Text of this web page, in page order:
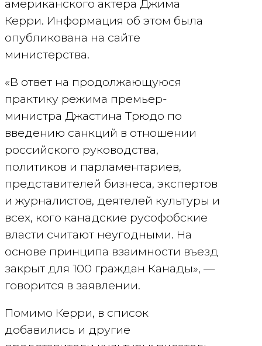
американского актера Джима
Керри. Информация об этом была
опубликована на сайте
министерства.
«В ответ на продолжающуюся
практику режима премьер-
министра Джастина Трюдо по
введению санкций в отношении
российского руководства,
политиков и парламентариев,
представителей бизнеса, экспертов
и журналистов, деятелей культуры и
всех, кого канадские русофобские
власти считают неугодными. На
основе принципа взаимности въезд
закрыт для 100 граждан Канады», —
говорится в заявлении.
Помимо Керри, в список
добавились и другие